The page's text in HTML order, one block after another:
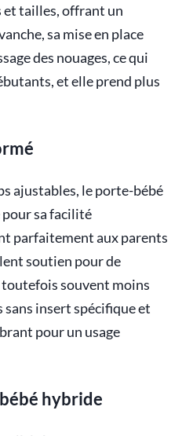
et tailles, offrant un
sa mise en place
des nouages, ce qui
et elle prend plus
ajustables, le porte-bébé
sa facilité
parfaitement aux parents
soutien pour de
toutefois souvent moins
insert spécifique et
pour un usage
hybride